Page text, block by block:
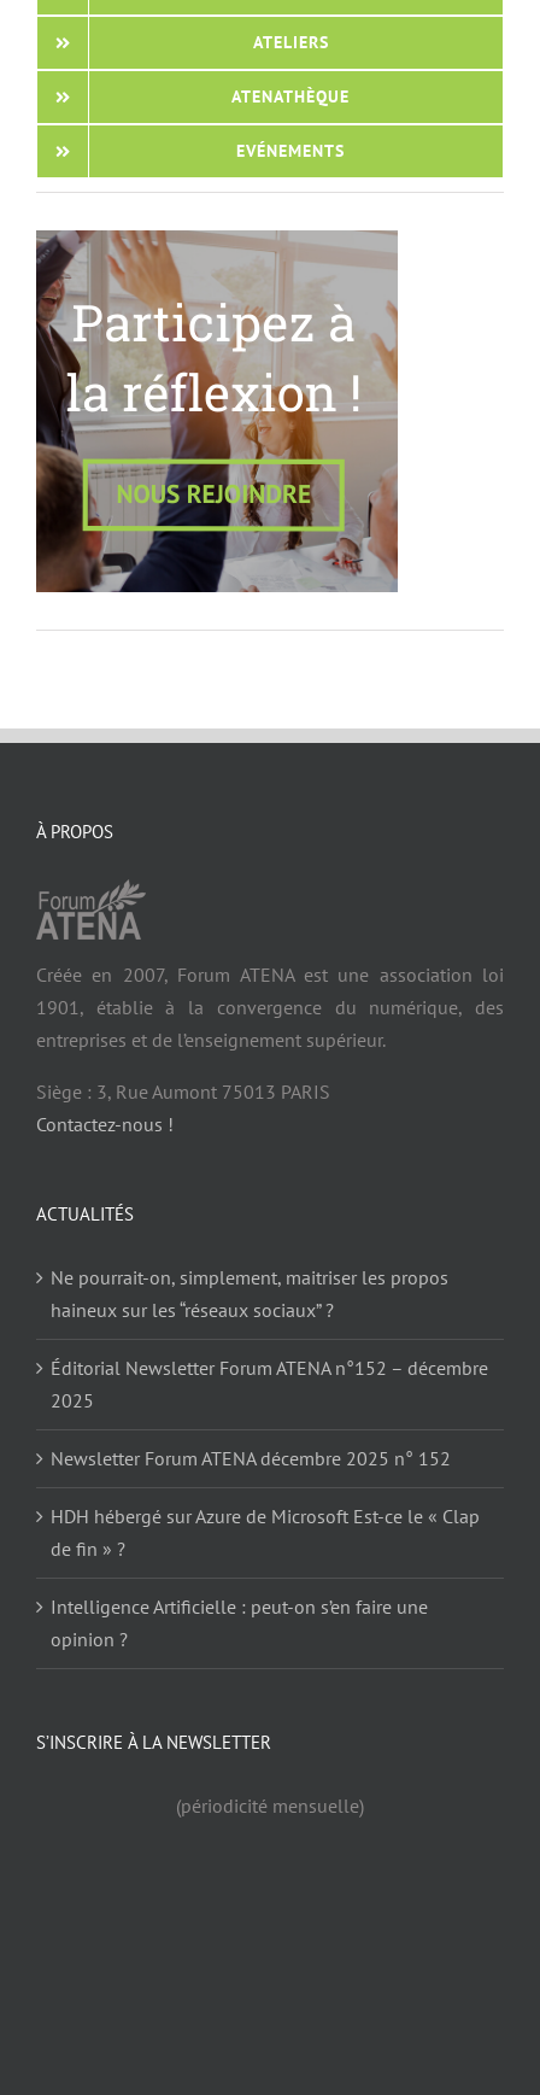
ATELIERS
ATENATHÈQUE
EVÉNEMENTS
À PROPOS
Créée en 2007, Forum ATENA est une association loi
1901, établie à la convergence du numérique, des
entreprises et de l’enseignement supérieur.
Siège : 3, Rue Aumont 75013 PARIS
Contactez-nous !
ACTUALITÉS
Ne pourrait-on, simplement, maitriser les propos
haineux sur les “réseaux sociaux” ?
Éditorial Newsletter Forum ATENA n°152 – décembre
2025
Newsletter Forum ATENA décembre 2025 n° 152
HDH hébergé sur Azure de Microsoft Est-ce le « Clap
de fin » ?
Intelligence Artificielle : peut-on s’en faire une
opinion ?
S’INSCRIRE À LA NEWSLETTER
(périodicité mensuelle)